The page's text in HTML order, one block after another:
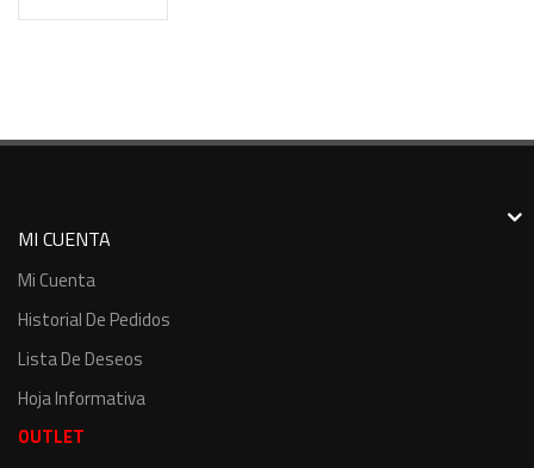
MI CUENTA
Mi Cuenta
Historial De Pedidos
Lista De Deseos
Hoja Informativa
OUTLET